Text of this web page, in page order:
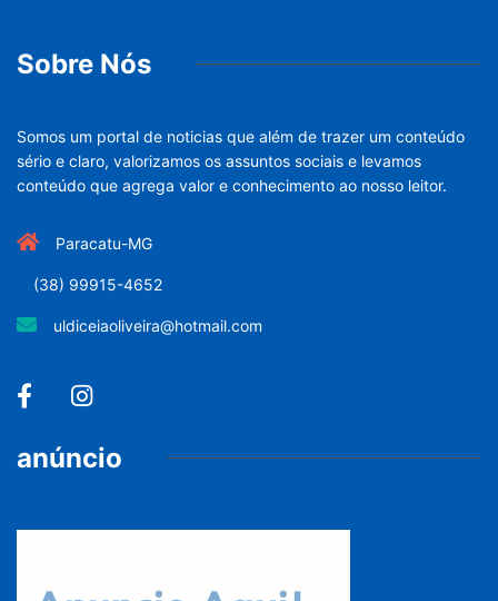
Sobre Nós
Somos um portal de noticias que além de trazer um conteúdo
sério e claro, valorizamos os assuntos sociais e levamos
conteúdo que agrega valor e conhecimento ao nosso leitor.
Paracatu-MG
(38) 99915-4652
uldiceiaoliveira@hotmail.com
anúncio